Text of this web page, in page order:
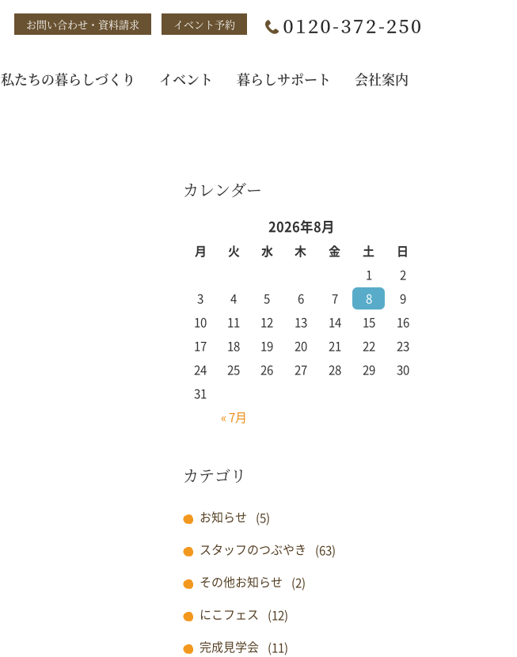
お問い合わせ・資料請求 イベント予約
私たちの暮らしづくり イベント 暮らしサポート 会社案内
カレンダー
2026年8月
月 火 水 木 金 土 日
« 7月
1
2
3
4 5 6 7 8
9
10
11 12 13 14 15
16
17
18 19 20 21 22
23
24
25 26 27 28 29
30
31
カテゴリ
お知らせ (5)
スタッフのつぶやき
(63)
その他お知らせ (2)
にこフェス (12)
完成見学会 (11)